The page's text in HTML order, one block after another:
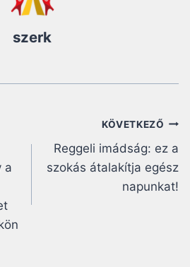
szerk
a
KÖVETKEZŐ
Reggeli imádság: ez a
szokás átalakítja egész
napunkat!